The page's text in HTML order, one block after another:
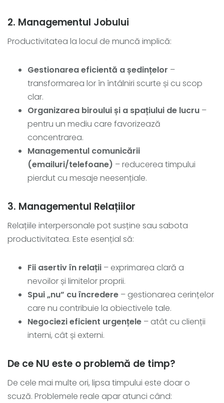
2. Managementul Jobului
Productivitatea la locul de muncă implică:
Gestionarea eficientă a ședințelor –
transformarea lor în întâlniri scurte și cu scop
clar.
Organizarea biroului și a spațiului de lucru –
pentru un mediu care favorizează
concentrarea.
Managementul comunicării
(emailuri/telefoane) – reducerea timpului
pierdut cu mesaje neesențiale.
3. Managementul Relațiilor
Relațiile interpersonale pot susține sau sabota
productivitatea. Este esențial să:
Fii asertiv în relații – exprimarea clară a
nevoilor și limitelor proprii.
Spui „nu” cu încredere – gestionarea cerințelor
care nu contribuie la obiectivele tale.
Negociezi eficient urgențele – atât cu clienții
interni, cât și externi.
De ce NU este o problemă de timp?
De cele mai multe ori, lipsa timpului este doar o
scuză. Problemele reale apar atunci când: